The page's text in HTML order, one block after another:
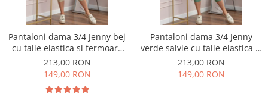
Pantaloni dama 3/4 Jenny bej
cu talie elastica si fermoare
decorative
213,00 RON
149,00 RON
Pantaloni dama 3/4 Jenny
verde salvie cu talie elastica si
fermoare decorative
213,00 RON
149,00 RON